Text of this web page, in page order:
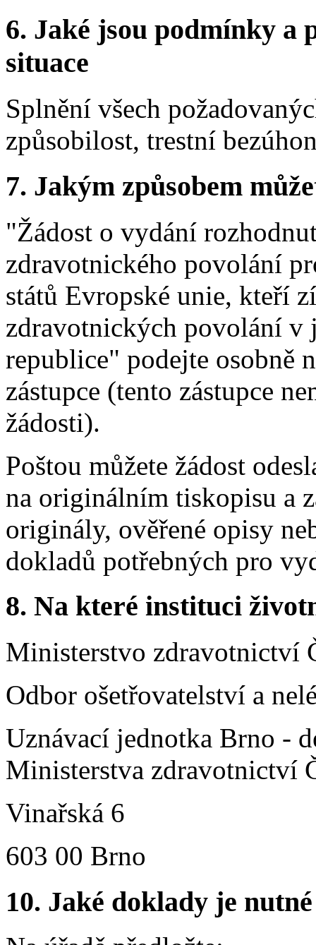
6. Jaké jsou podmínky a
situace
Splnění všech
způsobilost, trestní
7. Jakým způsobem
"Žádost o vydání
zdravotnického povolání
států Evropské unie, kteří
zdravotnických povolání v
republice" podejte osobně
zástupce (tento zástupce
žádosti).
Poštou můžete žádost
na originálním tiskopisu a
originály, ověřené opisy
dokladů potřebných pro
8. Na které instituci
Ministerstvo zdravotnictví
Odbor ošetřovatelství a
Uznávací jednotka Brno -
Ministerstva zdravotnictví
Vinařská 6
603 00 Brno
10. Jaké doklady je